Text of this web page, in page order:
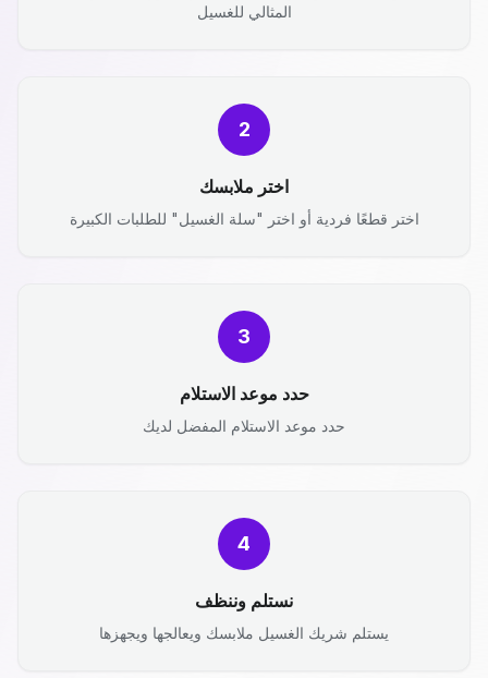
المثالي للغسيل
2
اختر ملابسك
اختر قطعًا فردية أو اختر "سلة الغسيل" للطلبات الكبيرة
3
حدد موعد الاستلام
حدد موعد الاستلام المفضل لديك
4
نستلم وننظف
يستلم شريك الغسيل ملابسك ويعالجها ويجهزها